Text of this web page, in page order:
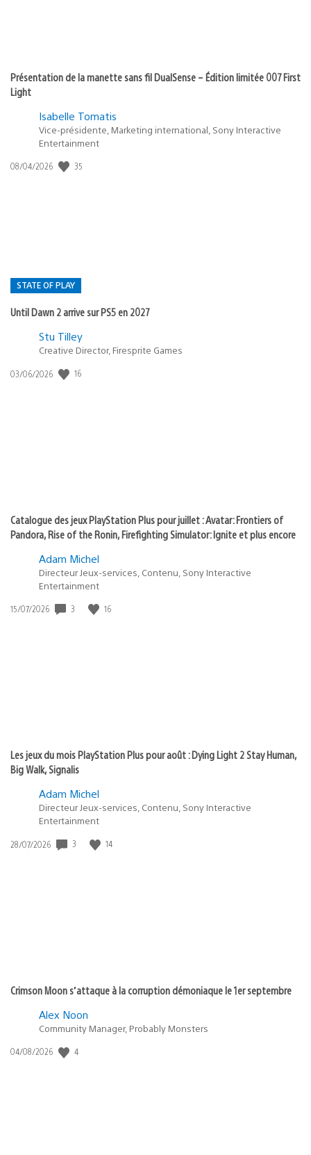
Présentation de la manette sans fil DualSense – Édition limitée 007 First
Light
Isabelle Tomatis
Vice-présidente, Marketing international, Sony Interactive
Entertainment
Date
08/04/2026 35
STATE OF PLAY
Until Dawn 2 arrive sur PS5 en 2027
Postée
:
state
Stu Tilley
Creative Director, Firesprite Games
Date
03/06/2026 16
Catalogue des jeux PlayStation Plus pour juillet : Avatar: Frontiers of
Pandora, Rise of the Ronin, Firefighting Simulator: Ignite et plus encore
Adam Michel
Directeur Jeux-services, Contenu, Sony Interactive
Entertainment
Date
15/07/2026 3 16
Les jeux du mois PlayStation Plus pour août : Dying Light 2 Stay Human,
Big Walk, Signalis
Adam Michel
Directeur Jeux-services, Contenu, Sony Interactive
Entertainment
Date
28/07/2026 3 14
Crimson Moon s’attaque à la corruption démoniaque le 1er septembre
Alex Noon
Community Manager, Probably Monsters
Date
04/08/2026 4